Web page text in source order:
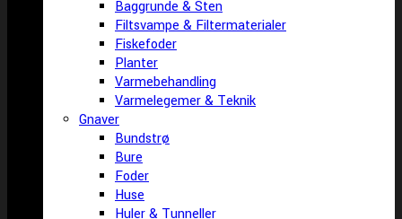
Baggrunde & Sten
Filtsvampe & Filtermaterialer
Fiskefoder
Planter
Varmebehandling
Varmelegemer & Teknik
Gnaver
Bundstrø
Bure
Foder
Huse
Huler & Tunneller